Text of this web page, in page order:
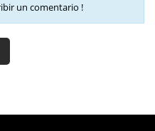
un comentario !